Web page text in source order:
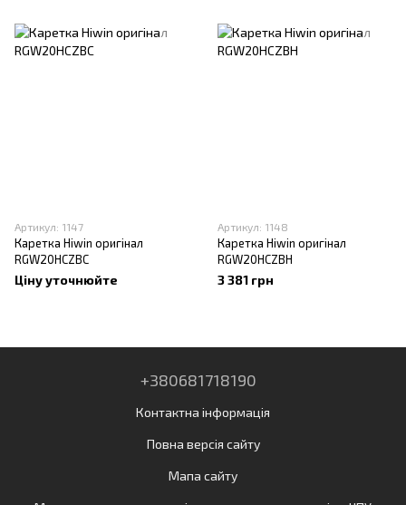
Артикул: 1147
Каретка Hiwin оригінал
RGW20HCZBC
Ціну уточнюйте
Артикул: 1148
Каретка Hiwin оригінал
RGW20HCZBH
3 381 грн
+380681718190
Контактна інформація
Повна версія сайту
Мапа сайту